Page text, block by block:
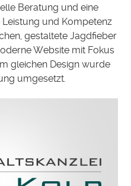
Beratung und eine
und Kompetenz
gestaltete Jagdfieber
Website mit Fokus
gleichen Design wurde
umgesetzt.